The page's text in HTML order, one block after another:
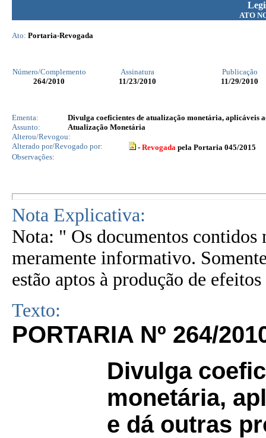
ATO
Ato: Portaria-Revogada
Número/Complemento Assinatura
Publicação
264/2010 11/23/2010 11/29/2010
Ementa:
Divulga coeficientes de atualização monetária, aplicáveis
Assunto:
Atualização Monetária
Alterou/Revogou:
Alterado por/Revogado por:
- Revogada pela Portaria 045/2015
Observações:
Nota Explicativa:
Nota: " Os documentos contidos
meramente informativo.
estão aptos à produção de
Texto:
PORTARIA Nº 264/
Divulga
monetária,
e dá outras